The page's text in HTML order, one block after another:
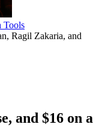
Tools
, Ragil Zakaria, and
and $16 on a